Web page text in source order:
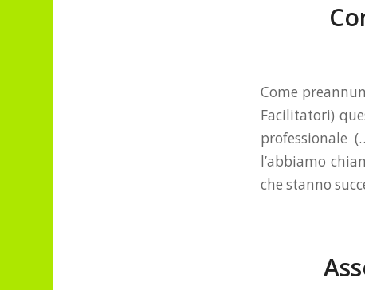
Come
Facilitatori)
professionale
l’abbiamo
che stanno